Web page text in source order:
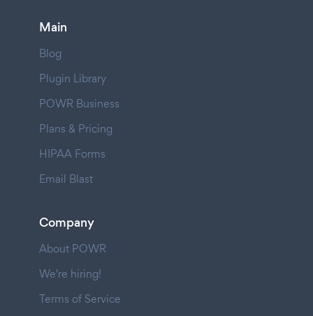
Main
Blog
Plugin Library
POWR Business
Plans & Pricing
HIPAA Forms
Email Blast
Company
About POWR
We're hiring!
Terms of Service